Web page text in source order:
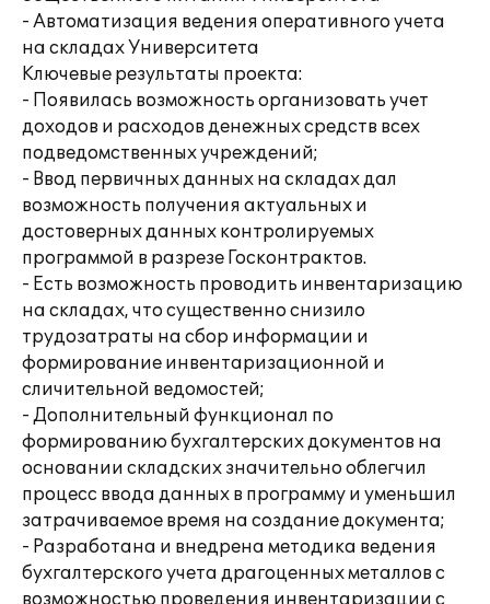
- Автоматизация ведения оперативного учета
на складах Университета
Ключевые результаты проекта:
- Появилась возможность организовать учет
доходов и расходов денежных средств всех
подведомственных учреждений;
- Ввод первичных данных на складах дал
возможность получения актуальных и
достоверных данных контролируемых
программой в разрезе Госконтрактов.
- Есть возможность проводить инвентаризацию
на складах, что существенно снизило
трудозатраты на сбор информации и
формирование инвентаризационной и
сличительной ведомостей;
- Дополнительный функционал по
формированию бухгалтерских документов на
основании складских значительно облегчил
процесс ввода данных в программу и уменьшил
затрачиваемое время на создание документа;
- Разработана и внедрена методика ведения
бухгалтерского учета драгоценных металлов с
возможностью проведения инвентаризации с